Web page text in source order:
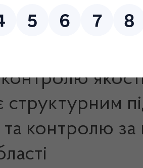
продукції, яка є структурним
структурним
та контролю